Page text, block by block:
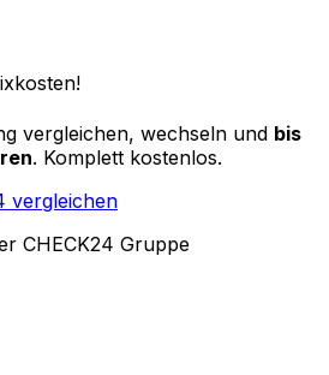
vergleichen, wechseln und bis
. Komplett kostenlos.
vergleichen
CHECK24 Gruppe